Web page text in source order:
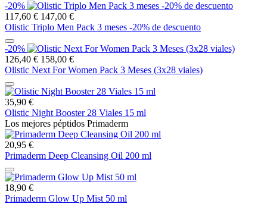
-20%
117,60 € 147,00 €
Olistic Triplo Men Pack 3 meses -20% de descuento
-20%
126,40 € 158,00 €
Olistic Next For Women Pack 3 Meses (3x28 viales)
35,90 €
Olistic Night Booster 28 Viales 15 ml
Los mejores péptidos Primaderm
20,95 €
Primaderm Deep Cleansing Oil 200 ml
18,90 €
Primaderm Glow Up Mist 50 ml